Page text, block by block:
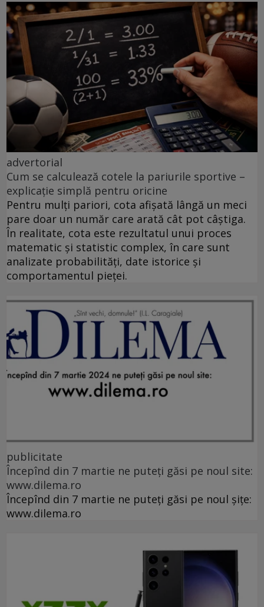
advertorial
Cum se calculează cotele la pariurile sportive –
explicație simplă pentru oricine
Pentru mulți pariori, cota afișată lângă un meci
pare doar un număr care arată cât pot câștiga.
În realitate, cota este rezultatul unui proces
matematic și statistic complex, în care sunt
analizate probabilități, date istorice și
comportamentul pieței.
publicitate
Începînd din 7 martie ne puteți găsi pe noul site:
www.dilema.ro
Începînd din 7 martie ne puteți găsi pe noul șițe:
www.dilema.ro